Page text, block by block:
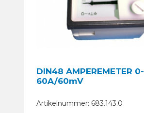
DIN48 AMPEREMETER 0-
60A/60mV
Artikelnummer: 683.143.0